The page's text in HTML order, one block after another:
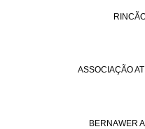
ASSOCIAÇÃO
BERNAWER